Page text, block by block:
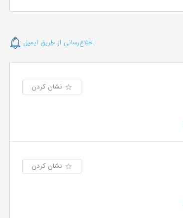
اطلاع‌رسانی از طریق ایمیل
نشان کردن
نشان کردن